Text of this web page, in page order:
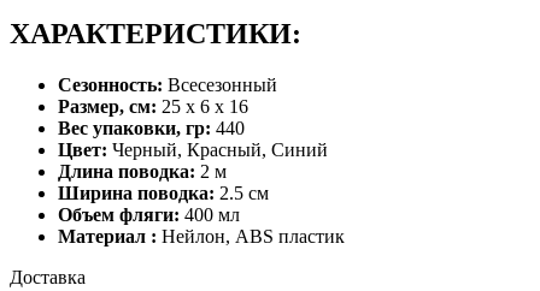
ХАРАКТЕРИСТИКИ:
Сезонность: Всесезонный
Размер, см: 25 x 6 x 16
Вес упаковки, гр: 440
Цвет: Черный, Красный, Синий
Длина поводка: 2 м
Ширина поводка: 2.5 см
Объем фляги: 400 мл
Материал : Нейлон, ABS пластик
Доставка